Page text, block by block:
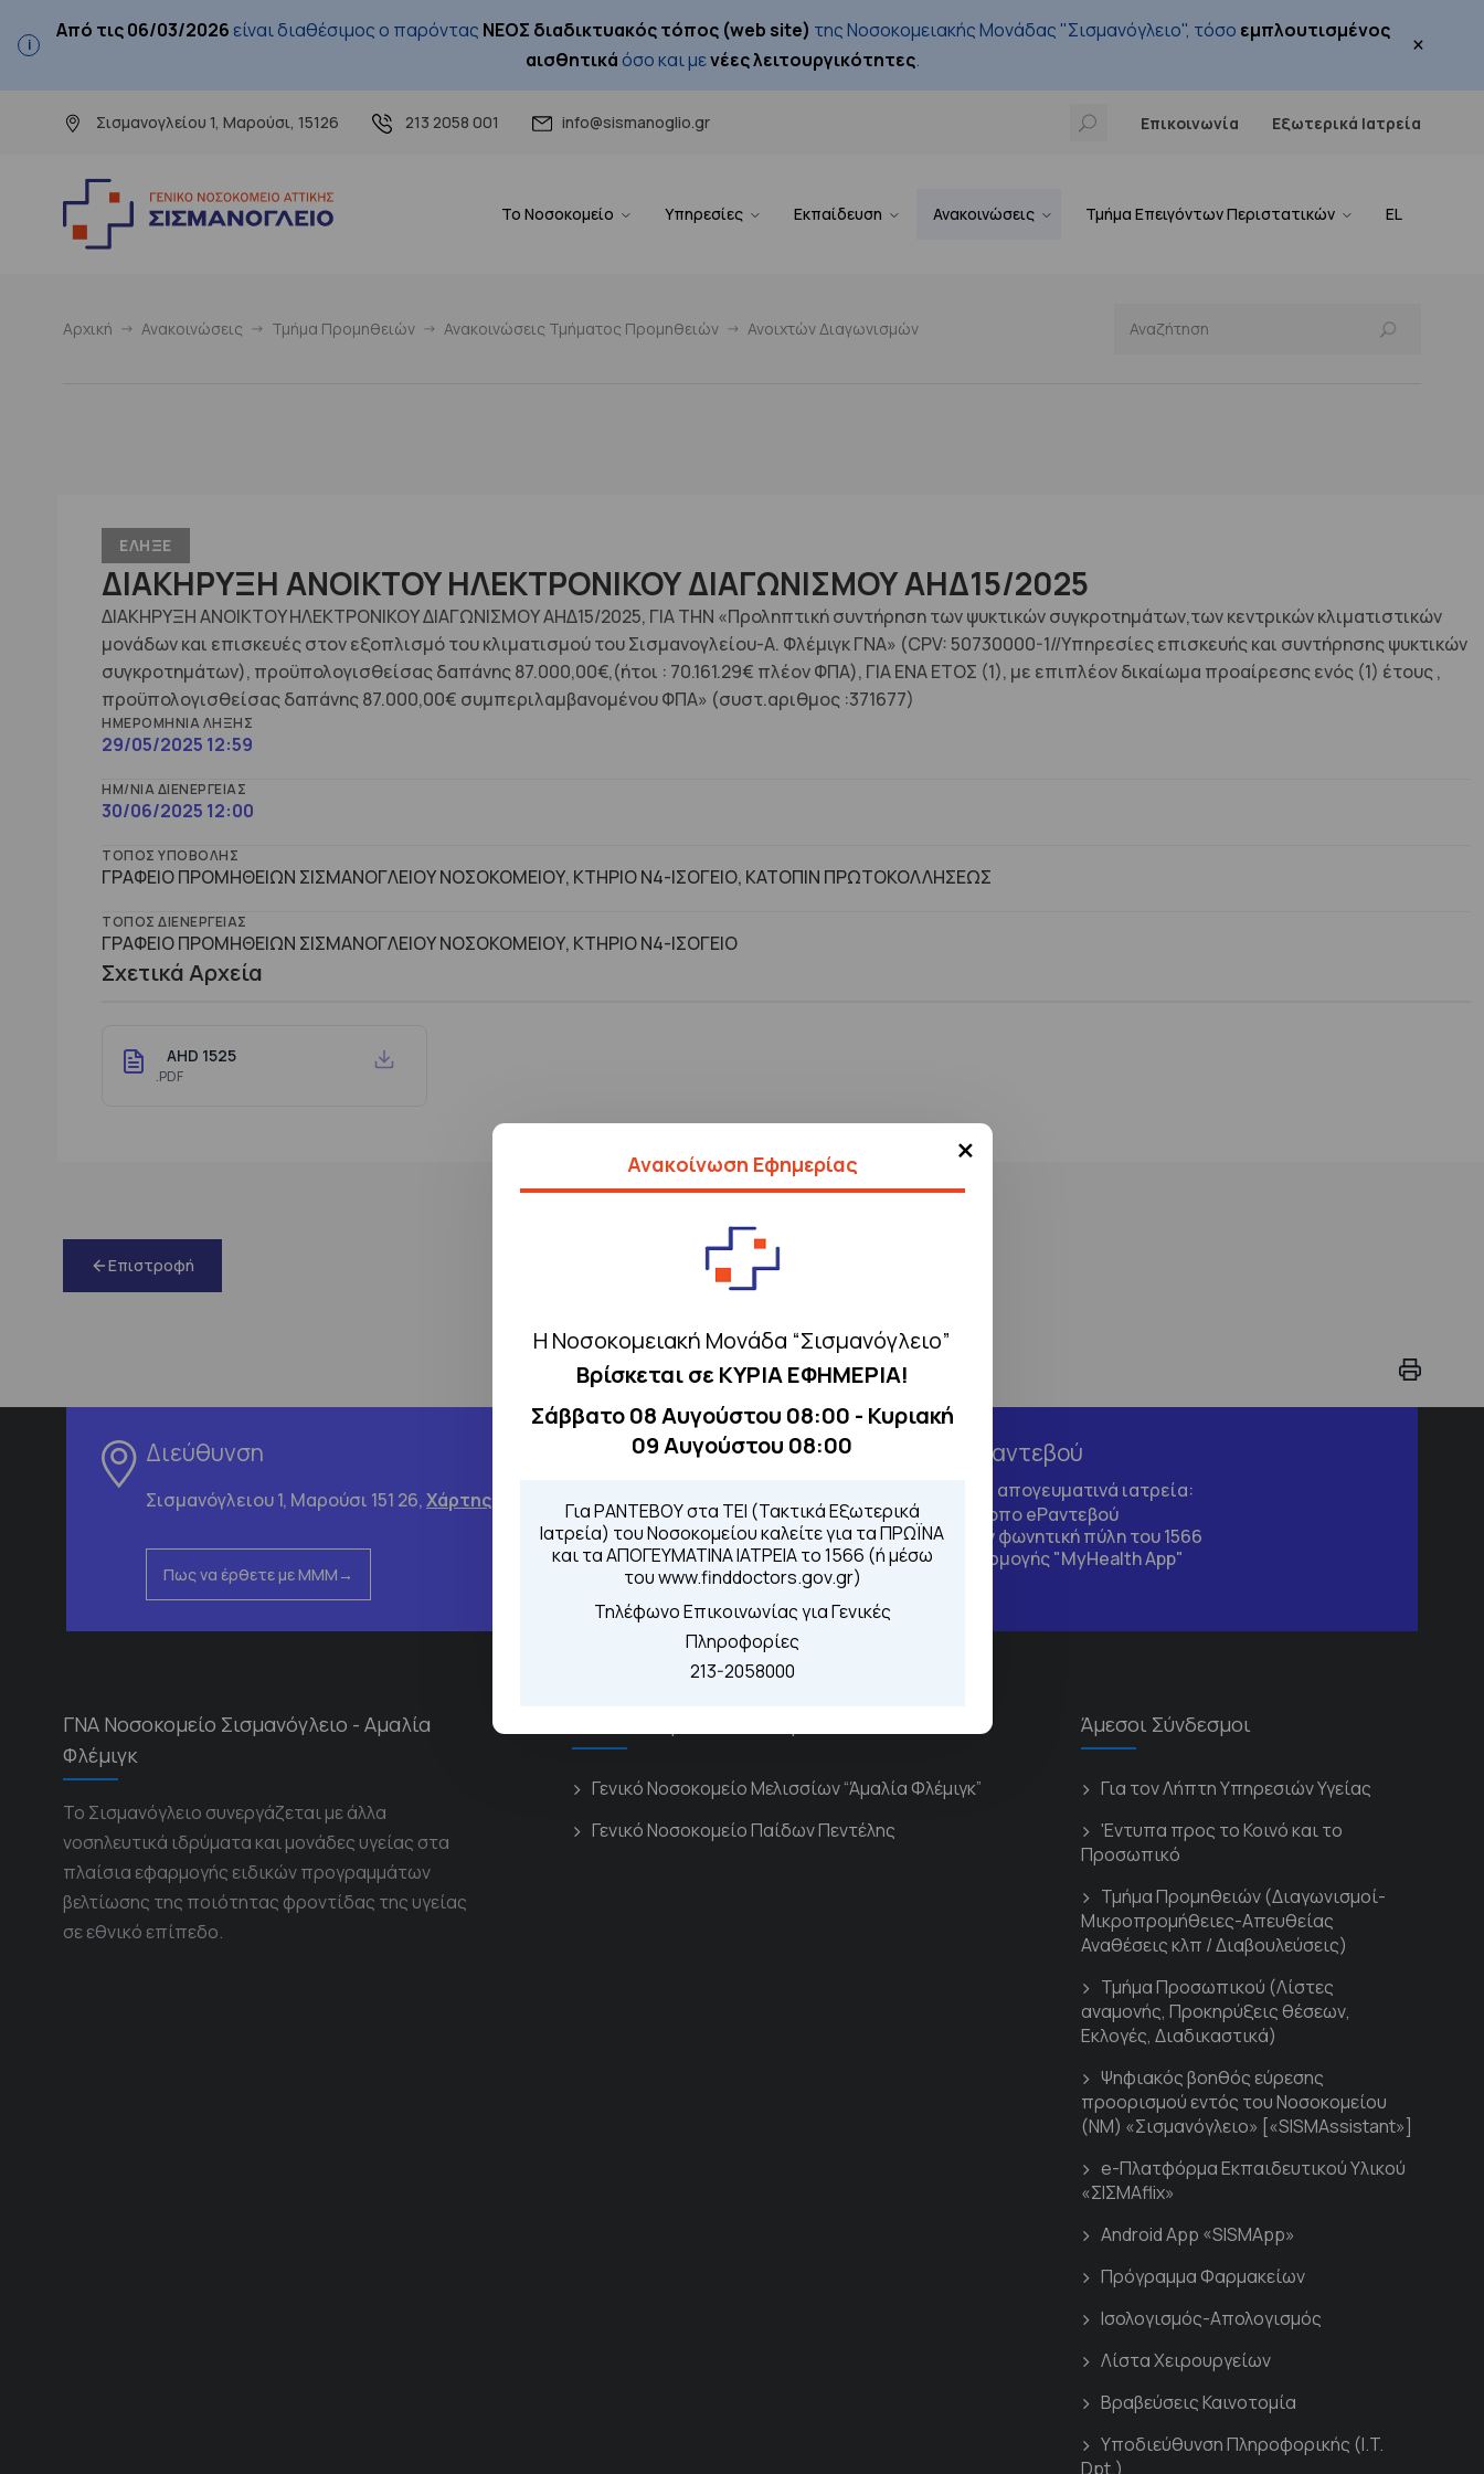
Από τις 06/03/2026 είναι διαθέσιμος ο παρόντας ΝΕΟΣ διαδικτυακός τόπος (web site) της Νοσοκομειακής Μονάδας "Σισμανόγλειο", τόσο εμπλουτισμένος
αισθητικάόσο και μενέες λειτουργικότητες. ×
Σισμανογλείου 1, Μαρούσι, 15126 213 2058 001 info@sismanoglio.gr Επικοινωνία Εξωτερικά Ιατρεία
Το Νοσοκομείο Υπηρεσίες Εκπαίδευση Ανακοινώσεις Τμήμα Επειγόντων Περιστατικών EL
×
Ανακοίνωση Εφημερίας
Η Νοσοκομειακή Μονάδα “Σισμανόγλειο”
Βρίσκεται σε ΚΥΡΙΑ ΕΦΗΜΕΡΙΑ!
Σάββατο 08 Αυγούστου 08:00 - Κυριακή
09 Αυγούστου 08:00
Για ΡΑΝΤΕΒΟΥ στα ΤΕΙ (Τακτικά Εξωτερικά
Ιατρεία) του Νοσοκομείου καλείτε για τα ΠΡΩΪΝΑ
και τα ΑΠΟΓΕΥΜΑΤΙΝΑ ΙΑΤΡΕΙΑ το 1566 (ή μέσω
του www.finddoctors.gov.gr)
Τηλέφωνο Επικοινωνίας για Γενικές
Πληροφορίες
213-2058000
Αρχική Ανακοινώσεις Τμήμα Προμηθειών Ανακοινώσεις Τμήματος Προμηθειών Ανοιχτών Διαγωνισμών
ΕΛΗΞΕ
ΔΙΑΚΗΡΥΞΗ ANOIKTOY ΗΛΕΚΤΡΟΝΙΚΟΥ ΔΙΑΓΩΝΙΣΜΟΥ ΑΗΔ15/2025
ΔΙΑΚΗΡΥΞΗ ANOIKTOY ΗΛΕΚΤΡΟΝΙΚΟΥ ΔΙΑΓΩΝΙΣΜΟΥ ΑΗΔ15/2025, ΓΙΑ ΤΗΝ «Προληπτική συντήρηση των ψυκτικών συγκροτημάτων,των κεντρικών κλιματιστικών
μονάδων και επισκευές στον εξοπλισμό του κλιματισμού του Σισμανογλείου-Α. Φλέμιγκ ΓΝΑ» (CPV: 50730000-1//Υπηρεσίες επισκευής και συντήρησης ψυκτικών
συγκροτημάτων), προϋπολογισθείσας δαπάνης 87.000,00€,(ήτοι : 70.161.29€ πλέον ΦΠΑ), ΓΙΑ ΕΝΑ ΕΤΟΣ (1), με επιπλέον δικαίωμα προαίρεσης ενός (1) έτους ,
προϋπολογισθείσας δαπάνης 87.000,00€ συμπεριλαμβανομένου ΦΠΑ» (συστ.αριθμος :371677)
ΗΜΕΡΟΜΗΝΊΑ ΛΉΞΗΣ
29/05/2025 12:59
ΗΜ/ΝΊΑ ΔΙΕΝΈΡΓΕΙΑΣ
30/06/2025 12:00
ΤΌΠΟΣ ΥΠΟΒΟΛΉΣ
ΓΡΑΦΕΙΟ ΠΡΟΜΗΘΕΙΩΝ ΣΙΣΜΑΝΟΓΛΕΙΟΥ ΝΟΣΟΚΟΜΕΙΟΥ, ΚΤΗΡΙΟ Ν4-ΙΣΟΓΕΙΟ, ΚΑΤΟΠΙΝ ΠΡΩΤΟΚΟΛΛΗΣΕΩΣ
ΤΌΠΟΣ ΔΙΕΝΈΡΓΕΙΑΣ
ΓΡΑΦΕΙΟ ΠΡΟΜΗΘΕΙΩΝ ΣΙΣΜΑΝΟΓΛΕΙΟΥ ΝΟΣΟΚΟΜΕΙΟΥ, ΚΤHΡΙΟ Ν4-ΙΣΟΓΕΙΟ
Σχετικά Αρχεία
AHD 1525
.PDF
Επιστροφή
Διεύθυνση
Σισμανόγλειου 1, Μαρούσι 151 26,Χάρτης Περιοχής
Πως να έρθετε με ΜΜΜ
Τηλέφωνα για Ραντεβού
Για τα πρωινά και τα απογευματινά ιατρεία:
Από τον ιστότοποeΡαντεβού
Καλώντας στην φωνητική πύλη του 1566
Μέσω της εφαρμογής "MyHealth App"
ΓΝΑ Νοσοκομείο Σισμανόγλειο - Αμαλία
Φλέμιγκ
Το Σισμανόγλειο συνεργάζεται με άλλα
νοσηλευτικά ιδρύματα και μονάδες υγείας στα
πλαίσια εφαρμογής ειδικών προγραμμάτων
βελτίωσης της ποιότητας φροντίδας της υγείας
σε εθνικό επίπεδο.
Γενικό Νοσοκομείο Μελισσίων “Άμαλία Φλέμιγκ”
Γενικό Νοσοκομείο Παίδων Πεντέλης
Άμεσοι Σύνδεσμοι
Για τον Λήπτη Υπηρεσιών Υγείας
'Εντυπα προς το Κοινό και το
Προσωπικό
Τμήμα Προμηθειών (Διαγωνισμοί-
Μικροπρομήθειες-Απευθείας
Αναθέσεις κλπ / Διαβουλεύσεις)
Τμήμα Προσωπικού (Λίστες
αναμονής, Προκηρύξεις θέσεων,
Εκλογές, Διαδικαστικά)
Ψηφιακός βοηθός εύρεσης
προορισμού εντός του Νοσοκομείου
(ΝΜ) «Σισμανόγλειο» [«SISMAssistant»]
e-Πλατφόρμα Εκπαιδευτικού Υλικού
«ΣΙΣΜΑflix»
Android App «SISMApp»
Πρόγραμμα Φαρμακείων
Ισολογισμός-Απολογισμός
Λίστα Χειρουργείων
Βραβεύσεις Καινοτομία
Υποδιεύθυνση Πληροφορικής (I.T.
Dpt.)